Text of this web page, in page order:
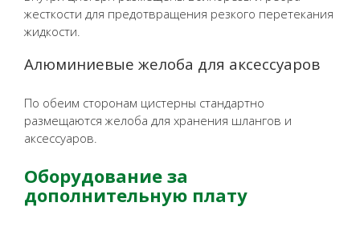
жесткости для предотвращения резкого перетекания
жидкости.
Алюминиевые желоба для аксессуаров
По обеим сторонам цистерны стандартно
размещаются желоба для хранения шлангов и
аксессуаров.
Оборудование за
дополнительную плату